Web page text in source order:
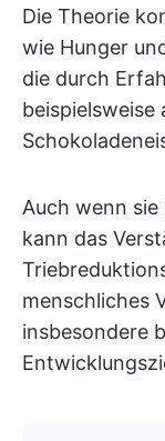
Die Theorie
wie Hunger
die durch
beispielsweise
Auch wenn
kann das
menschliches
insbesondere